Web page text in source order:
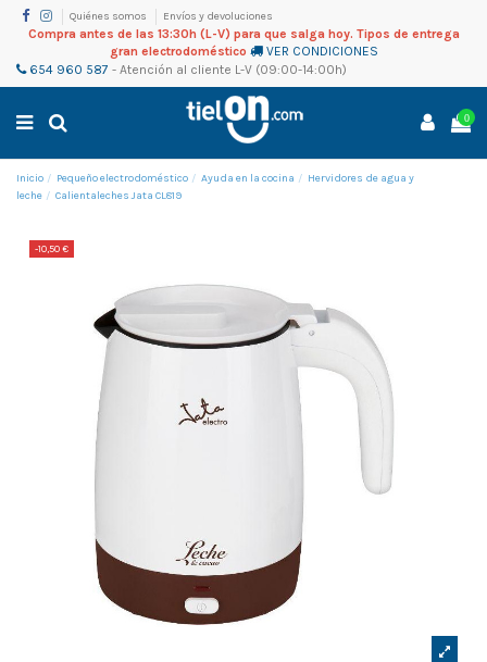
Quiénes somos Envíos y devoluciones
Compra antes de las 13:30h (L-V) para que salga hoy. Tipos de entrega
gran electrodoméstico
VER CONDICIONES
654 960 587 - Atención al cliente L-V (09:00-14:00h)
0
Inicio Pequeño electrodoméstico Ayuda en la cocina
Hervidores de agua y
leche
Calientaleches Jata CL819
-10,50 €